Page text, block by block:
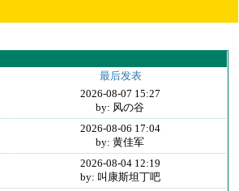
最后发表
2026-08-07 15:27
by: 风の谷
2026-08-06 17:04
by: 黄佳军
2026-08-04 12:19
by: 叫康斯坦丁吧